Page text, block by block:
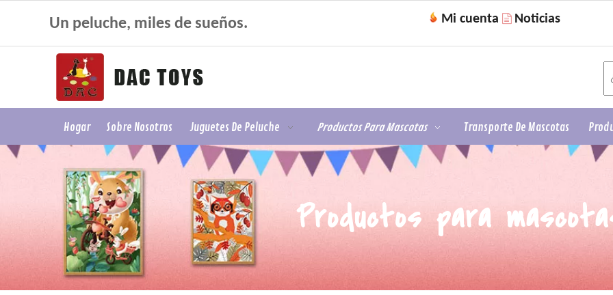
Un peluche, miles de sueños. Mi cuenta  Noticias
Hogar Sobre Nosotros Juguetes De Peluche Productos Para Mascotas Transporte De Mascotas
Productos para